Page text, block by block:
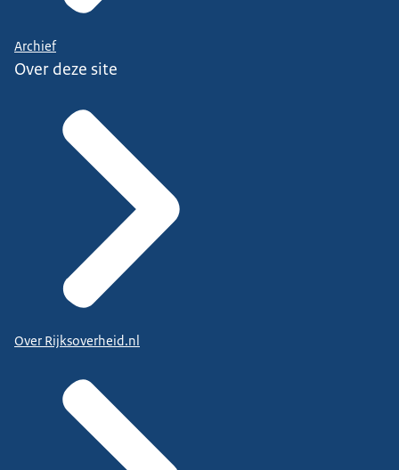
Archief
Over deze site
Over Rijksoverheid.nl